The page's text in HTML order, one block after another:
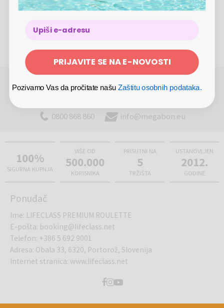
vam sunčeva zraka koja nečujno prodire kroz prozor ostane na licu.
Turistička pristojba u iznosu od 3,13 €/osoba/dan i 1,56
Jednokratna prijava u iznosu od 2,5 €/osoba nije
KUPNJI?
0800 868 860 info@megabon.eu
100%
SIGURNA KUPNJA
VIŠE OD
500.000
KORISNIKA
PRISUTNI NA
5
TRŽIŠTA
USTANOVLJEN
2012.
GODINE
Ponuđač
Ime: LIFECLASS PREMIUM ROULETTE
E-pošta: booking@lifeclass.net
Telefon: +386 5 692 9001
Adresa: Obala 33, 6320, Portorož, Slovenija
Internet stranica: www.lifeclass.net
PRIJAVITE SE NA E-NOVOSTI
Pozivamo Vas da pročitate našu Zaštitu osobnih podataka.